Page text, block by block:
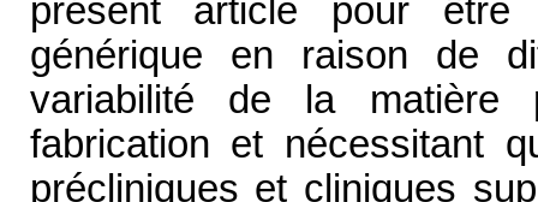
présent article pour être
générique en raison de
variabilité de la matière
fabrication et nécessitant
précliniques et cliniques